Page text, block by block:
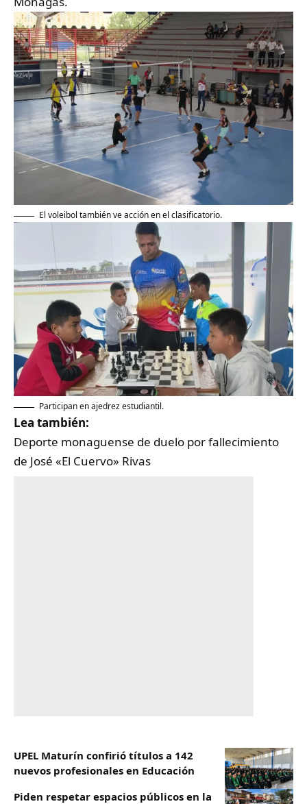
El voleibol también ve acción en el clasificatorio.
Participan en ajedrez estudiantil.
Lea también:
Deporte monaguense de duelo por fallecimiento
de José «El Cuervo» Rivas
UPEL Maturín confirió títulos a 142
nuevos profesionales en Educación
Piden respetar espacios públicos en la